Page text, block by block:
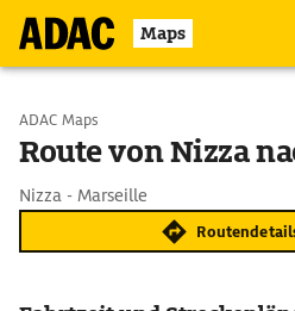
Maps
Start wählen
ADAC Maps
Route von Nizza
Nizza - Marseille